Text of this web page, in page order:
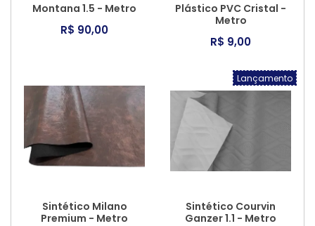
Montana 1.5 - Metro
R$ 90,00
Plástico PVC Cristal -
Metro
R$ 9,00
Sintético Milano
Premium - Metro
Lançamento
Sintético Courvin
Ganzer 1.1 - Metro